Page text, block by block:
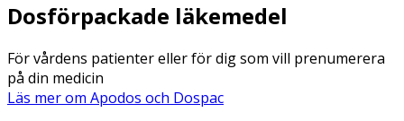
Dosförpackade läkemedel
För vårdens patienter eller för dig som vill prenumerera
på din medicin
Läs mer om Apodos och Dospac